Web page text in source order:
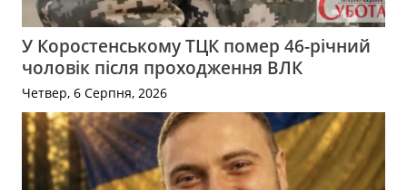
У Коростенському ТЦК помер 46-річний
чоловік після проходження ВЛК
Четвер, 6 Серпня, 2026